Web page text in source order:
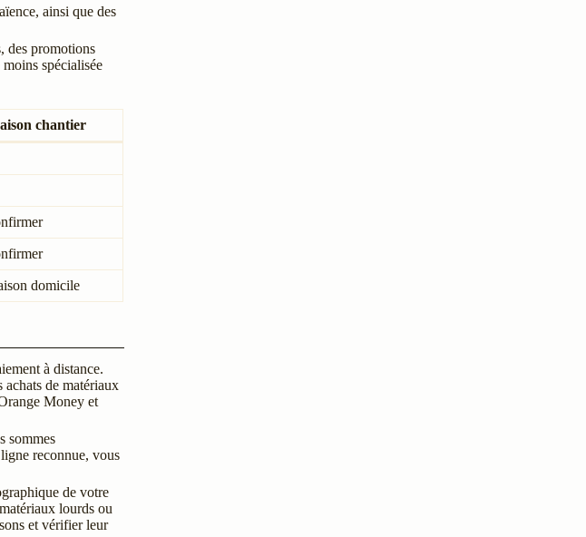
ainsi que des
des promotions
spécialisée
chantier
domicile
à distance.
achats de matériaux
Money et
sommes
reconnue, vous
de votre
lourds ou
et vérifier leur